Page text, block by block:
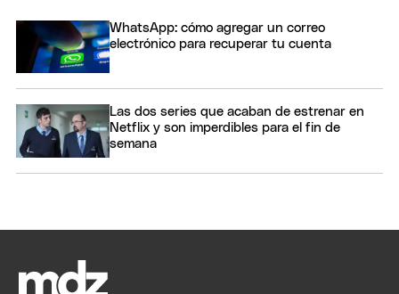
WhatsApp: cómo agregar un correo
electrónico para recuperar tu cuenta
Las dos series que acaban de estrenar en
Netflix y son imperdibles para el fin de
semana